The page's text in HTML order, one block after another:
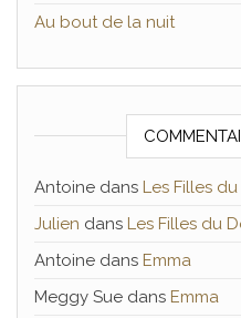
Au bout de la nuit
Antoine dans Les Filles
Julien dans Les Filles du
Antoine dans Emma
Meggy Sue dans Emma